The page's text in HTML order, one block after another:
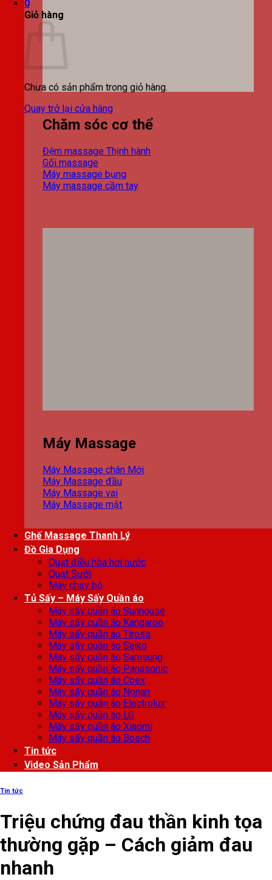
0
Giỏ hàng
Chưa có sản phẩm trong giỏ hàng.
Quay trở lại cửa hàng
Chăm sóc cơ thể
Đệm massage
Gối massage
Máy massage bụng
Máy massage cầm tay
Máy Massage
Máy Massage chân
Máy Massage đầu
Máy Massage vai
Máy Massage mặt
Ghế Massage Thanh Lý
Đồ Gia Dụng
Quạt điều hòa hơi nước
Quạt Sưởi
Máy chạy bộ
Tủ Sấy – Máy Sấy Quần áo
Máy sấy quần áo Sunhouse
Máy sấy quần áo Kangaroo
Máy sấy quần áo Tiross
Máy sấy quần áo Saiko
Máy sấy quần áo Samsung
Máy sấy quần áo Panasonic
Máy sấy quần áo Coex
Máy sấy quần áo Nonan
Máy sấy quần áo Electrolux
Máy sấy quần áo LG
Máy sấy quần áo Xiaomi
Máy sấy quần áo Bosch
Tin tức
Video Sản Phẩm
Tin tức
Triệu chứng đau thần kinh tọa
thường gặp – Cách giảm đau
nhanh